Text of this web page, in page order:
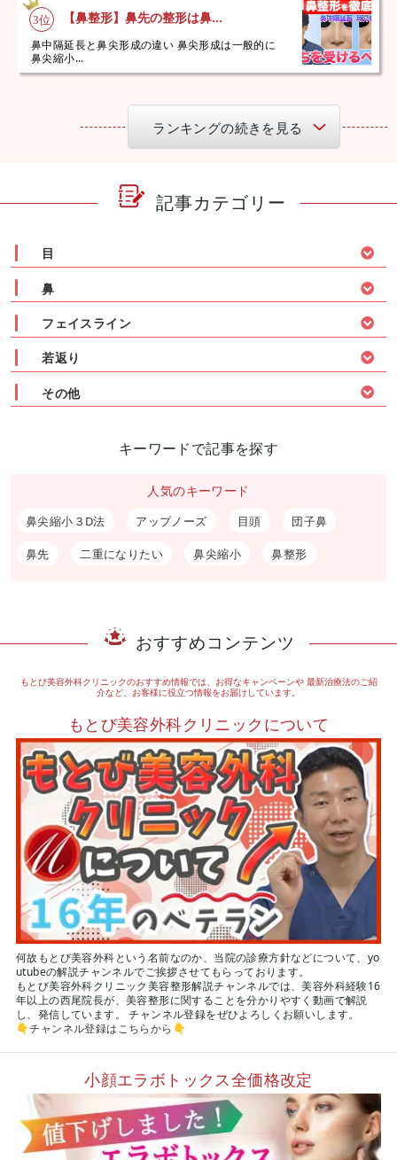
【鼻整形】鼻先の整形は鼻...
鼻中隔延長と鼻尖形成の違い 鼻尖形成は一般的に
鼻尖縮小...
ランキングの続きを見る
記事カテゴリー
目
鼻
フェイスライン
若返り
その他
キーワードで記事を探す
人気のキーワード
鼻尖縮小３D法 アップノーズ 目頭 団子鼻
鼻先 二重になりたい 鼻尖縮小 鼻整形
おすすめコンテンツ
もとび美容外科クリニックのおすすめ情報では、お得なキャンペーンや最新治療法のご紹
介など、お客様に役立つ情報をお届けしています。
もとび美容外科クリニックについて
何故もとび美容外科という名前なのか、当院の診療方針などについて、yo
utubeの解説チャンネルでご挨拶させてもらっております。
もとび美容外科クリニック美容整形解説チャンネルでは、美容外科経験16
年以上の西尾院長が、美容整形に関することを分かりやすく動画で解説
し、発信しています。 チャンネル登録をぜひよろしくお願いします。
👇チャンネル登録はこちらから 👇
小顔エラボトックス全価格改定